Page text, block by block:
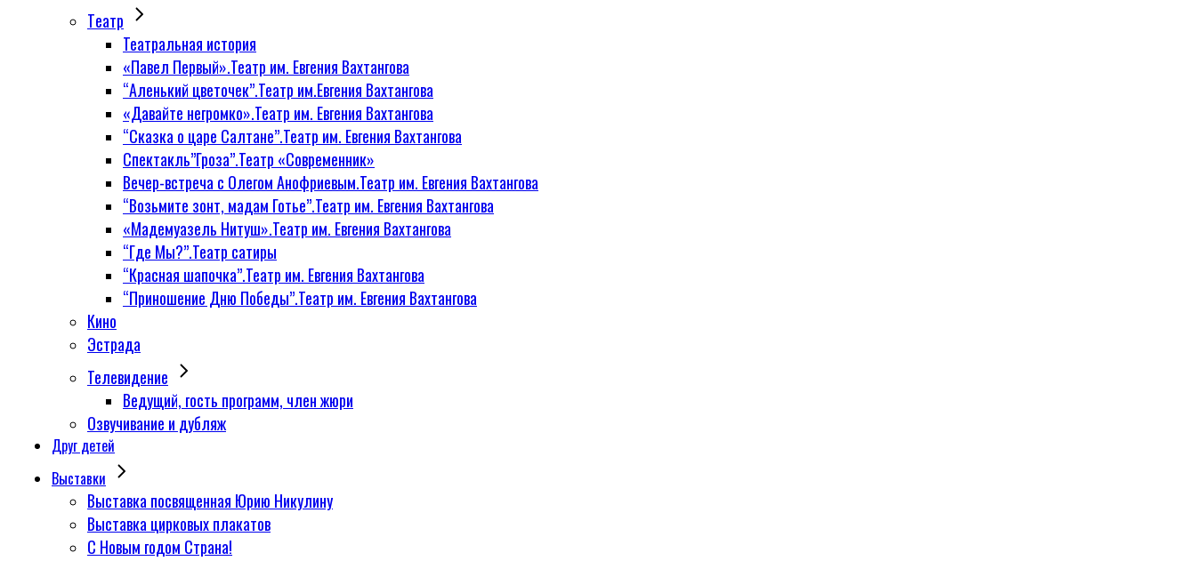
Tеатр
Театральная история
«Павел Первый».Театр им. Евгения Вахтангова
“Аленький цветочек”.Театр им.Евгения Вахтангова
«Давайте негромко».Театр им. Евгения Вахтангова
“Сказка о царе Салтане”.Театр им. Евгения Вахтангова
Спектакль”Гроза”.Театр «Современник»
Вечер-встреча с Олегом Анофриевым.Театр им. Евгения Вахтангова
“Возьмите зонт, мадам Готье”.Театр им. Евгения Вахтангова
«Мадемуазель Нитуш».Театр им. Евгения Вахтангова
“Где Мы?”.Театр сатиры
“Красная шапочка”.Театр им. Евгения Вахтангова
“Приношение Дню Победы”.Театр им. Евгения Вахтангова
Кино
Эстрада
Телевидение
Ведущий, гость программ, член жюри
Озвучивание и дубляж
Друг детей
Выставки
Выставка посвященная Юрию Никулину
Выставка цирковых плакатов
С Новым годом Страна!